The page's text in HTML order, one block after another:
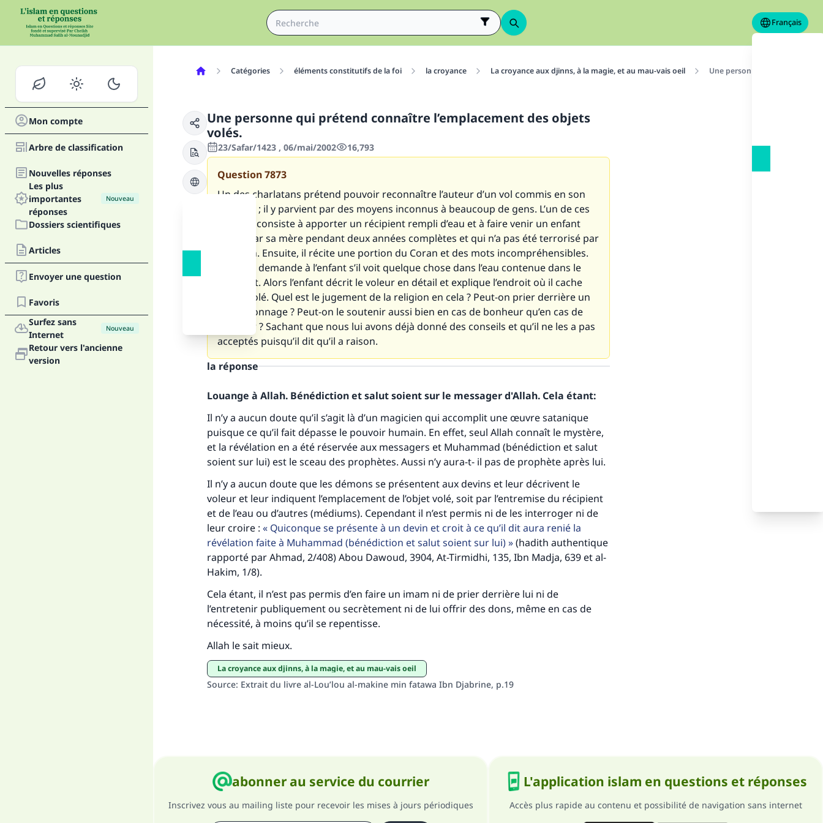
Français
Mon compte
Arbre de classification
Nouvelles réponses
Les plus
importantes
réponses
Nouveau
Dossiers scientifiques
Articles
Envoyer une question
Favoris
Surfez sans
Internet
Nouveau
Retour vers l'ancienne
version
Catégories éléments constitutifs de la foi la croyance La croyance aux djinns, à la magie, et au mau-vais oeil Une personne qui prétend
Une personne qui prétend connaître l’emplacement des objets
volés.
23/Safar/1423 , 06/mai/2002 16,793
Question7873
Un des charlatans prétend pouvoir reconnaître l’auteur d’un vol commis en son
absence ; il y parvient par des moyens inconnus à beaucoup de gens. L’un de ces
moyens consiste à apporter un récipient rempli d’eau et à faire venir un enfant
allaité par sa mère pendant deux années complètes et qui n’a pas été terrorisé par
un chien. Ensuite, il récite une portion du Coran et des mots incompréhensibles.
Et puis il demande à l’enfant s’il voit quelque chose dans l’eau contenue dans le
récipient. Alors l’enfant décrit le voleur en détail et explique l’endroit où il cache
l’objet volé. Quel est le jugement de la religion en cela ? Peut-on prier derrière un
tel personnage ? Peut-on le soutenir aussi bien en cas de bonheur qu’en cas de
malheur ? Sachant que nous lui avons déjà donné des conseils et qu’il ne les a pas
acceptés puisqu’il dit qu’il a raison.
la réponse
Louange à Allah. Bénédiction et salut soient sur le messager d'Allah. Cela étant:
Il n’y a aucun doute qu’il s’agit là d’un magicien qui accomplit une œuvre satanique
puisque ce qu’il fait dépasse le pouvoir humain. En effet, seul Allah connaît le mystère,
et la révélation en a été réservée aux messagers et Muhammad (bénédiction et salut
soient sur lui) est le sceau des prophètes. Aussi n’y aura-t- il pas de prophète après lui.
Il n’y a aucun doute que les démons se présentent aux devins et leur décrivent le
voleur et leur indiquent l’emplacement de l’objet volé, soit par l’entremise du récipient
et de l’eau ou d’autres (médiums). Cependant il n’est permis ni de les interroger ni de
leur croire :
Quiconque se présente à un devin et croit à ce qu’il dit aura renié la
révélation faite à Muhammad (bénédiction et salut soient sur lui)
(hadith authentique
rapporté par Ahmad, 2/408) Abou Dawoud, 3904, At-Tirmidhi, 135, Ibn Madja, 639 et al-
Hakim, 1/8).
Cela étant, il n’est pas permis d’en faire un imam ni de prier derrière lui ni de
l’entretenir publiquement ou secrètement ni de lui offrir des dons, même en cas de
nécessité, à moins qu’il se repentisse.
Allah le sait mieux.
La croyance aux djinns, à la magie, et au mau-vais oeil
Source: Extrait du livre al-Lou’lou al-makine min fatawa Ibn Djabrine, p.19
abonner au service du courrier
Inscrivez vous au mailing liste pour recevoir les mises à jours périodiques
L'application islam en questions et réponses
Accès plus rapide au contenu et possibilité de navigation sans internet
Faites une différence dans la vie de millions de
personnes grâce à votre contribution
Aidez nous à apporter des réponses.
Le Messager d'Allah (Paix sur lui) a dit:
"Celui qui indique une bonne action obtient la même récompense
que celui qui le fait."
(MOUSLIM 1893)
Soutenez IslamQA